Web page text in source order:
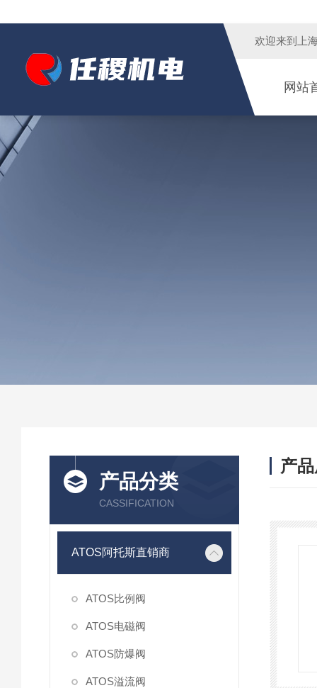
欢迎来到 上
网站
产品分类
CASSIFICATION
ATOS阿托斯直销商
ATOS比例阀
ATOS电磁阀
ATOS防爆阀
ATOS溢流阀
产